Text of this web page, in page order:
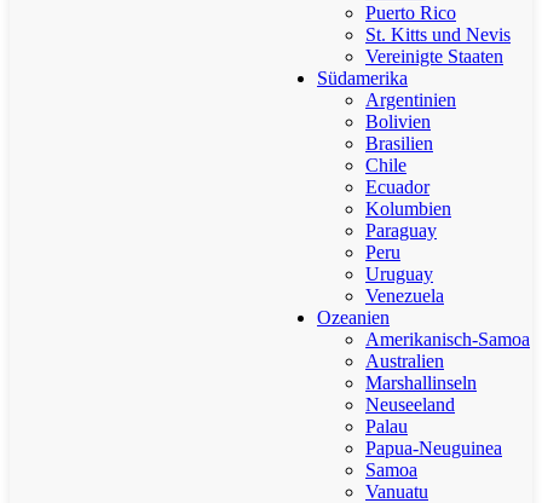
Puerto Rico
St. Kitts und Nevis
Vereinigte Staaten
Südamerika
Argentinien
Bolivien
Brasilien
Chile
Ecuador
Kolumbien
Paraguay
Peru
Uruguay
Venezuela
Ozeanien
Amerikanisch-Samoa
Australien
Marshallinseln
Neuseeland
Palau
Papua-Neuguinea
Samoa
Vanuatu